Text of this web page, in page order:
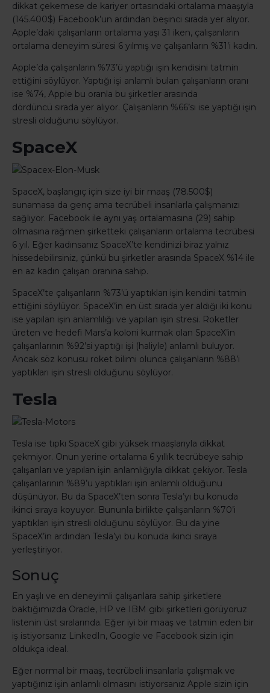
dikkat çekemese de kariyer ortasındaki ortalama maaşıyla
(145.400$) Facebook’un ardından beşinci sırada yer alıyor.
Apple’daki çalışanların ortalama yaşı 31 iken, çalışanların
ortalama deneyim süresi 6 yılmış ve çalışanların %31’i kadın.
Apple’da çalışanların %73’ü yaptığı işin kendisini tatmin
ettiğini söylüyor. Yaptığı işi anlamlı bulan çalışanların oranı
ise %74, Apple bu oranla bu şirketler arasında
dördüncü sırada yer alıyor. Çalışanların %66’sı ise yaptığı işin
stresli olduğunu söylüyor.
SpaceX
SpaceX, başlangıç için size iyi bir maaş (78.500$)
sunamasa da genç ama tecrübeli insanlarla çalışmanızı
sağlıyor. Facebook ile aynı yaş ortalamasına (29) sahip
olmasına rağmen şirketteki çalışanların ortalama tecrübesi
6 yıl. Eğer kadınsanız SpaceX’te kendinizi biraz yalnız
hissedebilirsiniz, çünkü bu şirketler arasında SpaceX %14 ile
en az kadın çalışan oranına sahip.
SpaceX’te çalışanların %73’ü yaptıkları işin kendini tatmin
ettiğini söylüyor. SpaceX’in en üst sırada yer aldığı iki konu
ise yapılan işin anlamlılığı ve yapılan işin stresi. Roketler
üreten ve hedefi Mars’a koloni kurmak olan SpaceX’in
çalışanlarının %92’si yaptığı işi (haliyle) anlamlı buluyor.
Ancak söz konusu roket bilimi olunca çalışanların %88’i
yaptıkları işin stresli olduğunu söylüyor.
Tesla
Tesla ise tıpkı SpaceX gibi yüksek maaşlarıyla dikkat
çekmiyor. Onun yerine ortalama 6 yıllık tecrübeye sahip
çalışanları ve yapılan işin anlamlığıyla dikkat çekiyor. Tesla
çalışanlarının %89’u yaptıkları işin anlamlı olduğunu
düşünüyor. Bu da SpaceX’ten sonra Tesla’yı bu konuda
ikinci sıraya koyuyor. Bununla birlikte çalışanların %70’i
yaptıkları işin stresli olduğunu söylüyor. Bu da yine
SpaceX’in ardından Tesla’yı bu konuda ikinci sıraya
yerleştiriyor.
Sonuç
En yaşlı ve en deneyimli çalışanlara sahip şirketlere
baktığımızda Oracle, HP ve IBM gibi şirketleri görüyoruz
listenin üst sıralarında. Eğer iyi bir maaş ve tatmin eden bir
iş istiyorsanız LinkedIn, Google ve Facebook sizin için
oldukça ideal.
Eğer normal bir maaş, tecrübeli insanlarla çalışmak ve
yaptığınız işin anlamlı olmasını istiyorsanız Apple sizin için